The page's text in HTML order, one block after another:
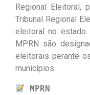
Regional Eleitoral,
Tribunal Regional
eleitoral no
MPRN são
eleitorais perante
municípios.
MPRN